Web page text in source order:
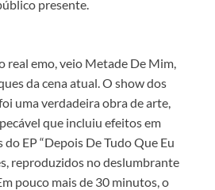
presente.
real emo, veio Metade De Mim,
da cena atual. O show dos
uma verdadeira obra de arte,
que incluiu efeitos em
EP “Depois De Tudo Que Eu
reproduzidos no deslumbrante
pouco mais de 30 minutos, o